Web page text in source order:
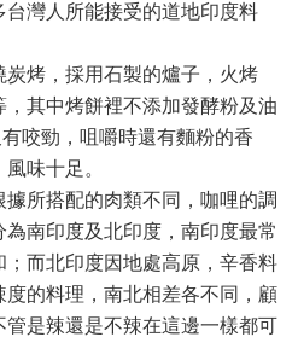
灣人所能接受的道地印度料
烤，採用石製的爐子，火烤
其中烤餅裡不添加發酵粉及油
咬勁，咀嚼時還有麵粉的香
味十足。
所搭配的肉類不同，咖哩的調
南印度及北印度，南印度最常
而北印度因地處高原，辛香料
的料理，南北相差各不同，顧
是辣還是不辣在這邊一樣都可